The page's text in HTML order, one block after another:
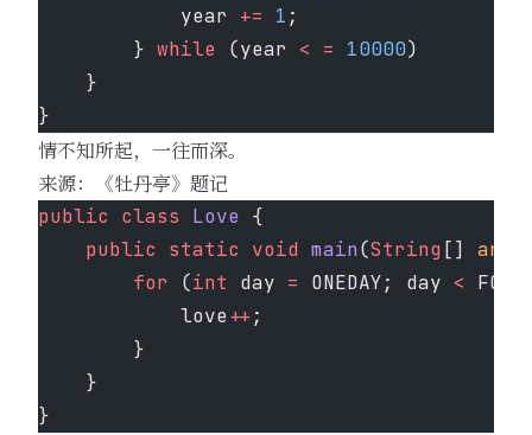
            year
+= 1 ;
        }
while (year < = 10000)
    }
}
情不知所起，一往而深。
来源：《牡丹亭》题记
public class Love {
    public
static void main(String [] args
        for
(int day = ONEDAY; day <
            love
++;
        }
    }
}